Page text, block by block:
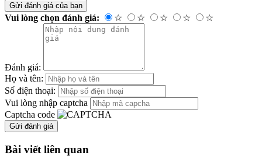
Gửi đánh giá của bạn
Vui lòng chọn đánh giá: ☆ ☆ ☆ ☆ ☆
Đánh giá:
Họ và tên:
Số điện thoại:
Vui lòng nhập captcha
Captcha code
Gửi đánh giá
Bài viết liên quan